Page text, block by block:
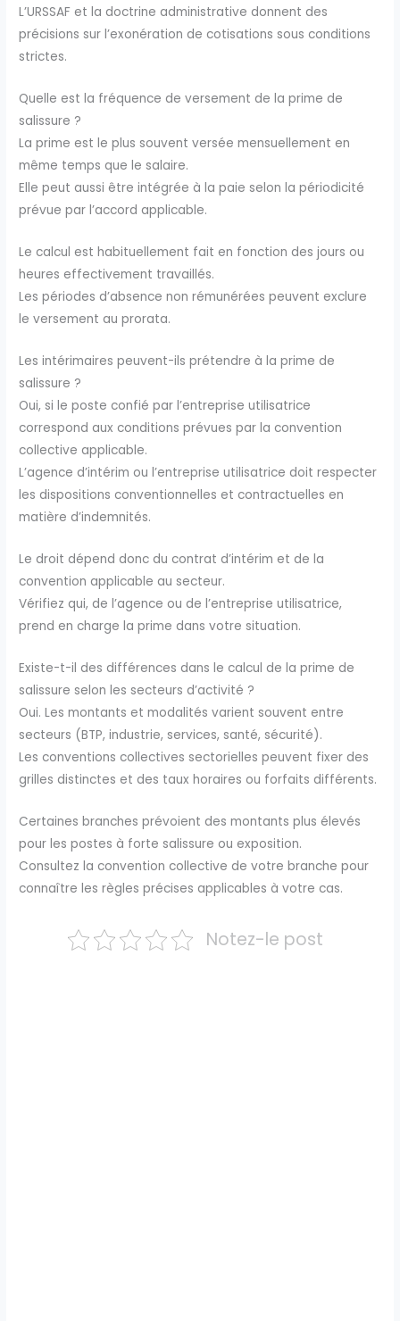
L’URSSAF et la doctrine administrative donnent des
précisions sur l’exonération de cotisations sous conditions
strictes.
Quelle est la fréquence de versement de la prime de
salissure ?
La prime est le plus souvent versée mensuellement en
même temps que le salaire.
Elle peut aussi être intégrée à la paie selon la périodicité
prévue par l’accord applicable.
Le calcul est habituellement fait en fonction des jours ou
heures effectivement travaillés.
Les périodes d’absence non rémunérées peuvent exclure
le versement au prorata.
Les intérimaires peuvent-ils prétendre à la prime de
salissure ?
Oui, si le poste confié par l’entreprise utilisatrice
correspond aux conditions prévues par la convention
collective applicable.
L’agence d’intérim ou l’entreprise utilisatrice doit respecter
les dispositions conventionnelles et contractuelles en
matière d’indemnités.
Le droit dépend donc du contrat d’intérim et de la
convention applicable au secteur.
Vérifiez qui, de l’agence ou de l’entreprise utilisatrice,
prend en charge la prime dans votre situation.
Existe-t-il des différences dans le calcul de la prime de
salissure selon les secteurs d’activité ?
Oui. Les montants et modalités varient souvent entre
secteurs (BTP, industrie, services, santé, sécurité).
Les conventions collectives sectorielles peuvent fixer des
grilles distinctes et des taux horaires ou forfaits différents.
Certaines branches prévoient des montants plus élevés
pour les postes à forte salissure ou exposition.
Consultez la convention collective de votre branche pour
connaître les règles précises applicables à votre cas.
Notez-le post